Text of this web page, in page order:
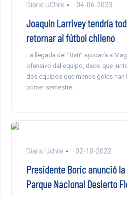
Diario UChile 04-06-2023
Joaquín Larrivey tendría
retornar al fútbol chileno
La llegada del “Bati” ayudaría a
ofensivo del equipo, dado que
dos equipos que menos goles han
primer semestre.
Diario Uchile 02-10-2022
Presidente Boric anunció
Parque Nacional Desierto